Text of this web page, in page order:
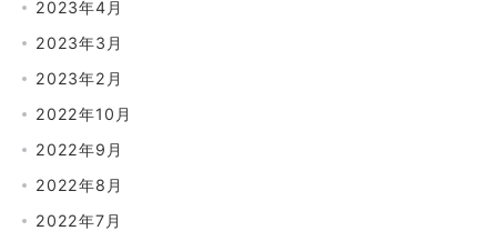
2023年4月
2023年3月
2023年2月
2022年10月
2022年9月
2022年8月
2022年7月